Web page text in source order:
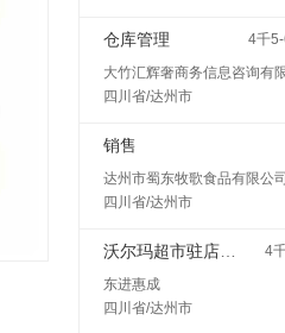
仓库管理
4千
大竹汇辉奢商务信息咨询有
四川省/达州市
销售
达州市蜀东牧歌食品有限公司
四川省/达州市
4
东进惠成
四川省/达州市